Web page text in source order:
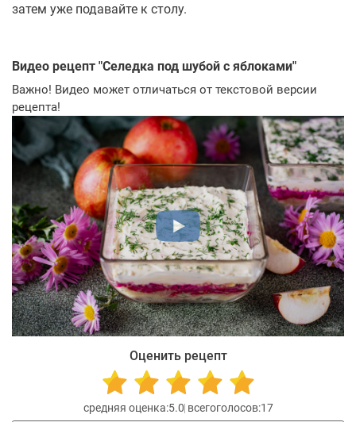
затем уже подавайте к столу.
Видео рецепт "Селедка под шубой с яблоками"
Важно! Видео может отличаться от текстовой версии
рецепта!
Оценить рецепт
5.0 17